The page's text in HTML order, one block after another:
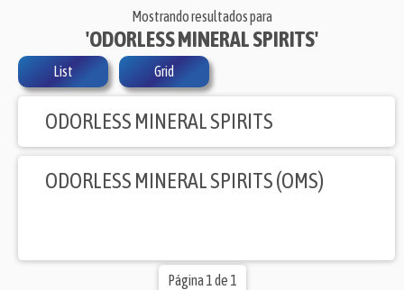
Mostrando resultados para
'ODORLESS MINERAL SPIRITS'
List Grid
ODORLESS MINERAL SPIRITS
ODORLESS MINERAL SPIRITS (OMS)
Página 1 de 1